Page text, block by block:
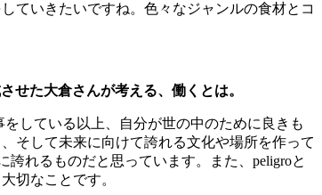
ていきたいですね。色々なジャンルの食材とコ
せた大倉さんが考える、働くとは。
している以上、自分が世の中のために良きも
そして未来に向けて誇れる文化や場所を作って
誇れるものだと思っています。また、 peligroと
切なことです。